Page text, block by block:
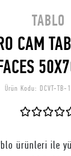
TABLO
CAM
Ürün Kodu: DCVT-TB-
ürünleri ile